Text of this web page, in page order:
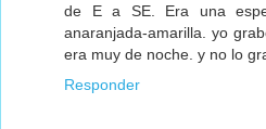
de E a SE. Era una
anaranjada-amarilla. yo
era muy de noche. y no lo
Responder